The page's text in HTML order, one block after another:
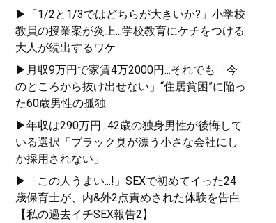
▶「1/2と1/3ではどちらが大きいか?」小学校
教員の授業案が炎上...学校教育にケチをつける
大人が続出するワケ
▶月収9万円で家賃4万2000円...それでも「今
のところから抜け出せない」“住居貧困”に陥っ
た60歳男性の孤独
▶年収は290万円...42歳の独身男性が後悔して
いる選択「ブラック臭が漂う小さな会社にし
か採用されない」
▶「この人うまい...!」SEXで初めてイった24
歳保育士が、内&外2点責めされた体験を告白
【私の過去イチSEX報告2】